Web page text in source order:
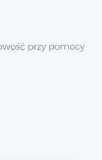
przy pomocy